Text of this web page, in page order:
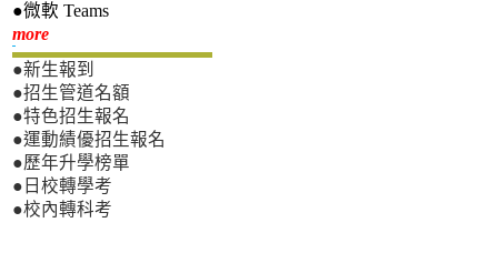
●微軟 Teams
more新生專區
●新生報到
●招生管道名額
●特色招生報名
●運動績優招生報名
●歷年升學榜單
●日校轉學考
●校內轉科考